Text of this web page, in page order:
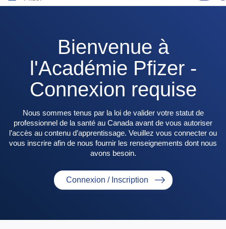
Bienvenue à
l'Académie Pfizer -
Connexion requise
Nous sommes tenus par la loi de valider votre statut de
professionnel de la santé au Canada avant de vous autoriser
l’accès au contenu d’apprentissage. Veuillez vous connecter ou
vous inscrire afin de nous fournir les renseignements dont nous
avons besoin.
Connexion / Inscription